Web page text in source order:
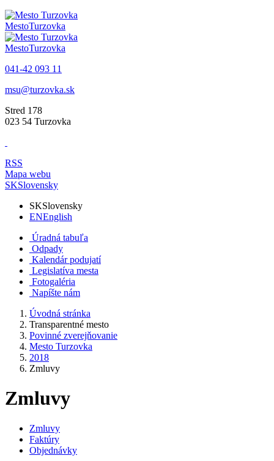
MestoTurzovka
MestoTurzovka
041-42 093 11
msu@turzovka.sk
Stred 178
023 54 Turzovka
RSS
Mapa webu
SKSlovensky
SKSlovensky
ENEnglish
Úradná tabuľa
Odpady
Kalendár podujatí
Legislatíva mesta
Fotogaléria
Napíšte nám
Úvodná stránka
Transparentné mesto
Povinné zverejňovanie
Mesto Turzovka
2018
Zmluvy
Zmluvy
Zmluvy
Faktúry
Objednávky